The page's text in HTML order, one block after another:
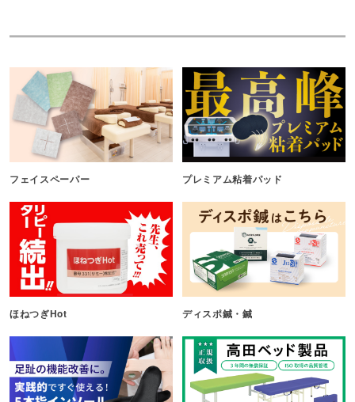
フェイスペーパー プレミアム粘着パッド
ほねつぎHot ディスポ鍼・鍼